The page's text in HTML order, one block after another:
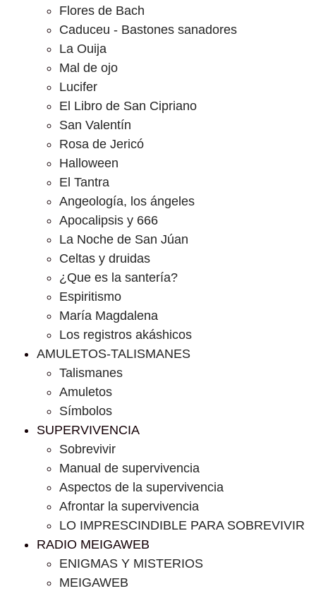
Flores de Bach
Caduceu - Bastones sanadores
La Ouija
Mal de ojo
Lucifer
El Libro de San Cipriano
San Valentín
Rosa de Jericó
Halloween
El Tantra
Angeología, los ángeles
Apocalipsis y 666
La Noche de San Júan
Celtas y druidas
¿Que es la santería?
Espiritismo
María Magdalena
Los registros akáshicos
AMULETOS-TALISMANES
Talismanes
Amuletos
Símbolos
SUPERVIVENCIA
Sobrevivir
Manual de supervivencia
Aspectos de la supervivencia
Afrontar la supervivencia
LO IMPRESCINDIBLE PARA SOBREVIVIR
RADIO MEIGAWEB
ENIGMAS Y MISTERIOS
MEIGAWEB